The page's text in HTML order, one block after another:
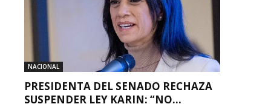
NACIONAL
PRESIDENTA DEL SENADO RECHAZA
SUSPENDER LEY KARIN: “NO...